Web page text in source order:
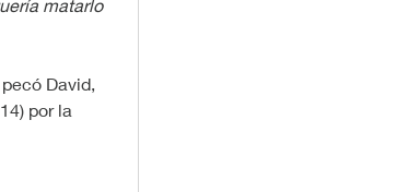
matarlo
David,
por la